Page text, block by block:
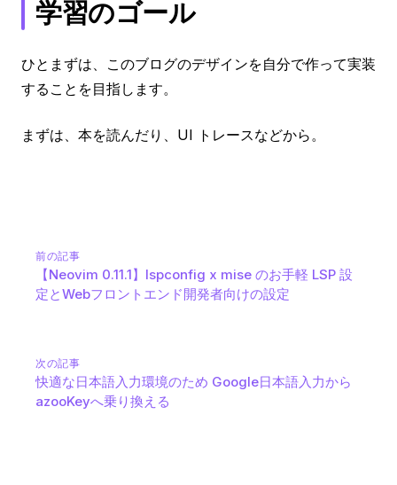
学習のゴール
ひとまずは、このブログのデザインを自分で作って実装
することを目指します。
まずは、本を読んだり、UI トレースなどから。
前の記事
【Neovim 0.11.1】lspconfig x mise のお手軽 LSP 設
定とWebフロントエンド開発者向けの設定
次の記事
快適な日本語入力環境のため Google日本語入力から
azooKeyへ乗り換える